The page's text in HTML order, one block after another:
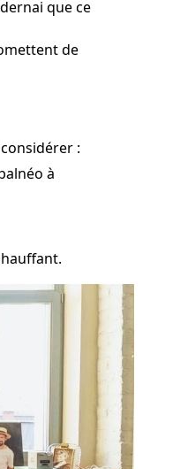
que ce
de
:
à